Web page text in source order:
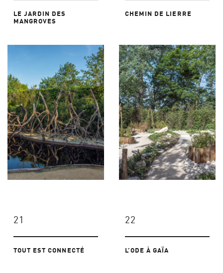
LE JARDIN DES
MANGROVES
CHEMIN DE LIERRE
21
TOUT EST CONNECTÉ
22
L’ODE À GAÏA